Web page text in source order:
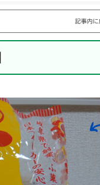
記事内に